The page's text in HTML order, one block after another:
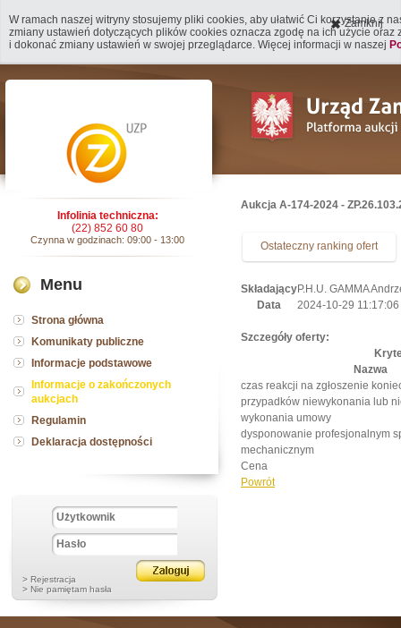
W ramach naszej witryny stosujemy pliki cookies, aby ułatwić Ci korzystanie z
zmiany ustawień dotyczących plików cookies oznacza zgodę na ich użycie
i dokonać zmiany ustawień w swojej przeglądarce. Więcej informacji w naszej
Zamknij
Aukcja A-174-2024 -
Ostateczny ranking ofert
SkładającyP.H.U. GAMMA
Data
2024-10-29 11:17:06
Szczegóły oferty:
Nazwa
czas reakcji na zgłoszenie
przypadków niewykonania lub
wykonania umowy
dysponowanie profesjonalnym
mechanicznym
Cena
Powrót
Infolinia techniczna:
(22) 852 60 80
Czynna w godzinach: 09:00 - 13:00
Menu
Strona główna
Komunikaty publiczne
Informacje podstawowe
Informacje o zakończonych
aukcjach
Regulamin
Deklaracja dostępności
> Rejestracja
> Nie pamiętam hasła